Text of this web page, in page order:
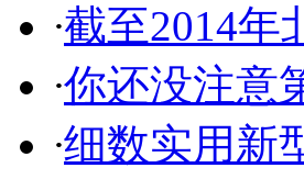
·截至2014年
·你还没注意
·细数实用新